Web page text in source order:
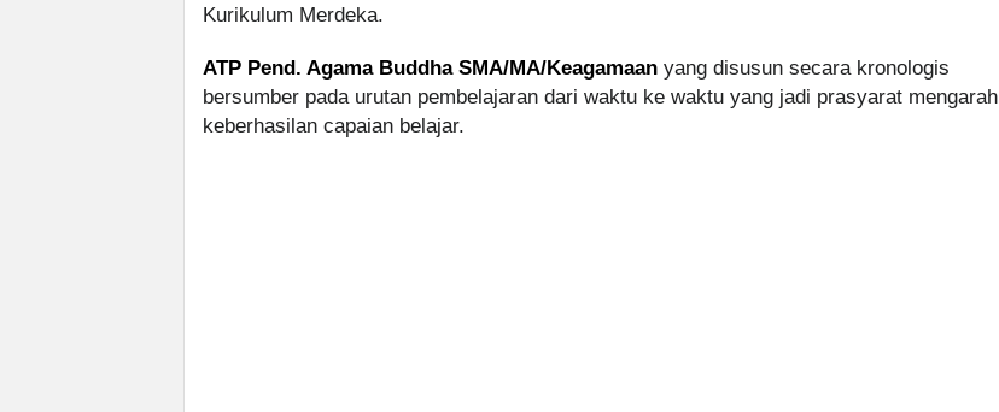
Kurikulum Merdeka.
ATP Pend. Agama Buddha SMA/MA/Keagamaan yang disusun secara kronologis
bersumber pada urutan pembelajaran dari waktu ke waktu yang jadi prasyarat mengarah
keberhasilan capaian belajar.